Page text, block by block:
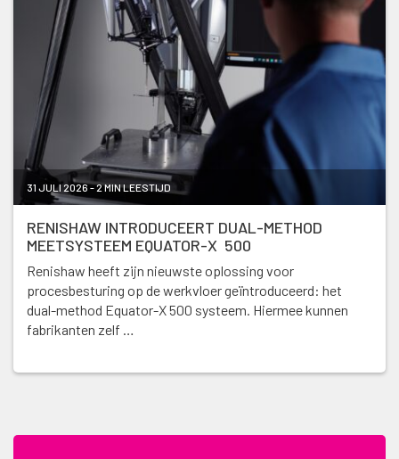
31 JULI 2026 - 2 MIN LEESTIJD
RENISHAW INTRODUCEERT DUAL-METHOD
MEETSYSTEEM EQUATOR-X 500
Renishaw heeft zijn nieuwste oplossing voor
procesbesturing op de werkvloer geïntroduceerd: het
dual-method Equator-X 500 systeem. Hiermee kunnen
fabrikanten zelf …